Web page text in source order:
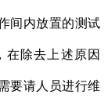
间内放置的测试
在除去上述原因
要请人员进行维